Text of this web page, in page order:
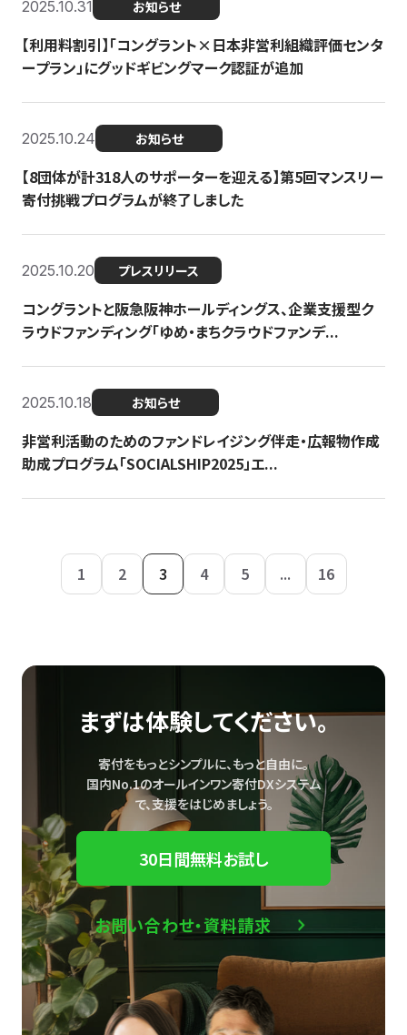
2025.10.31 お知らせ
【利用料割引】「コングラント×日本非営利組織評価センタ
ープラン」にグッドギビングマーク認証が追加
2025.10.24 お知らせ
【8団体が計318人のサポーターを迎える】​​第5回マンスリー
寄付挑戦プログラムが終了しました
2025.10.20 プレスリリース
コングラントと阪急阪神ホールディングス、企業支援型ク
ラウドファンディング「ゆめ・まちクラウドファンデ...
2025.10.18 お知らせ
非営利活動のためのファンドレイジング伴走・広報物作成
助成プログラム「SOCIALSHIP2025」エ...
1 2 3 4 5 ... 16
まずは体験してください。
寄付をもっとシンプルに、もっと自由に。
国内No.1のオールインワン寄付DXシステム
で、支援をはじめましょう。
30日間無料お試し
お問い合わせ・資料請求